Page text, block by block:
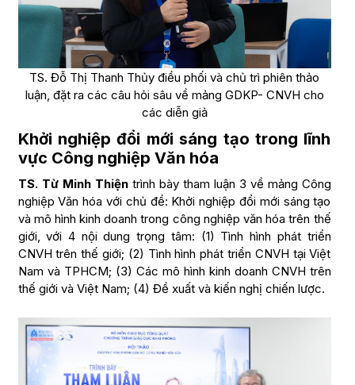
TS. Đỗ Thị Thanh Thủy điều phối và chủ trì phiên thảo
luận, đặt ra các câu hỏi sâu về mảng GDKP- CNVH cho
các diễn giả
Khởi nghiệp đổi mới sáng tạo trong lĩnh
vực Công nghiệp Văn hóa
TS. Từ Minh Thiệntrình bày tham luận 3 về mảng Công
nghiệp Văn hóa với chủ đề: Khởi nghiệp đổi mới sáng tạo
và mô hình kinh doanh trong công nghiệp văn hóa trên thế
giới, với 4 nội dung trọng tâm: (1) Tình hình phát triển
CNVH trên thế giới; (2) Tình hình phát triển CNVH tại Việt
Nam và TPHCM; (3) Các mô hình kinh doanh CNVH trên
thế giới và Việt Nam; (4) Đề xuất và kiến nghị chiến lược.